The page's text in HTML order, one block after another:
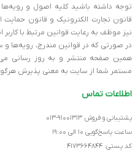
توجه داشته باشید کلیه اصول و
قانون تجارت الکترونیک و قانون حمایت
نیز موظف به رعایت قوانین مرتبط با کاربر
در صورتی که در قوانین مندرج، رویه‏‌ها و
همین صفحه منتشر و به روز رسانی
مستمر شما از سایت به معنی پذیرش
اطلاعات تماس
پشتیبانی و فروش ۹۱۰۰۱۳۱۳-۰۱۳
ساعت پاسخ‌گویی ۱۰ الی ۱۹:۰۰
کد پستی: ۴۱۷۳۶۶۴۸۴۴